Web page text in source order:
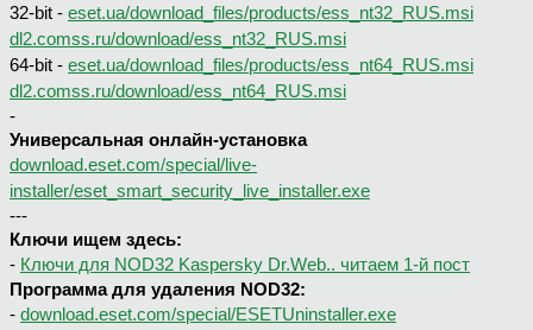
32-bit - eset.ua/download_files/products/ess_nt32_RUS.msi
dl2.comss.ru/download/ess_nt32_RUS.msi
64-bit - eset.ua/download_files/products/ess_nt64_RUS.msi
dl2.comss.ru/download/ess_nt64_RUS.msi
-
Универсальная онлайн-установка
download.eset.com/special/live-
installer/eset_smart_security_live_installer.exe
---
Ключи ищем здесь:
- Ключи для NOD32 Kaspersky Dr.Web.. читаем 1-й пост
Программа для удаления NOD32:
- download.eset.com/special/ESETUninstaller.exe